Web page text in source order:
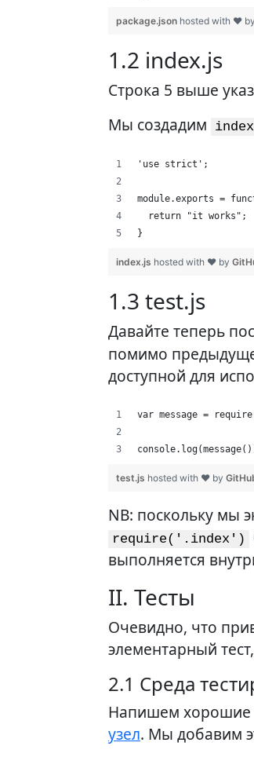
package.json hosted with ❤ by
1.2 index.js
Строка 5 выше
Мы создадим
'use strict';
module.exports =
  return "it works";
}
index.js hosted with ❤ by
1.3 test.js
Давайте теперь
помимо
доступной для
var message =
test.js hosted with ❤ by
NB: поскольку мы
require('.index')
выполняется
II. Тесты
Очевидно, что
элементарный
2.1 Среда
Напишем хорошие
узел. Мы добавим